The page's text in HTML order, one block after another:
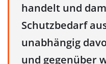
handelt und
Schutzbedarf
unabhängig
und gegenüber